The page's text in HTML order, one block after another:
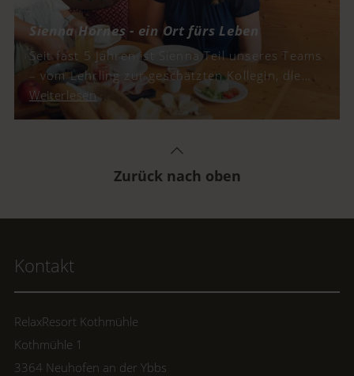
Sienna Hornes - ein Ort fürs Leben
Seit fast 5 Jahren ist Sienna Teil unseres Teams
– vom Lehrling zur geschätzten Kollegin, die
Gäste wie Mitarbeitende gleichermaßen
begeistert. Im Interview erzählt sie von ihrem
sie die Arbeit mit Menschen heute so liebt.
Weiterlesen
Zurück nach oben
Kontakt
RelaxResort Kothmühle
Kothmühle 1
3364 Neuhofen an der Ybbs